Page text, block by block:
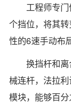
工程师专
个挡位，将其
性的6速手动布
换挡杆和
械连杆，法拉
模块，能够百